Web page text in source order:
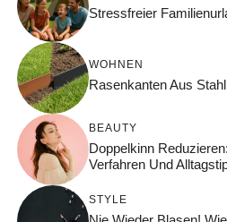
Stressfreier
WOHNEN
Rasenkanten Aus
BEAUTY
Doppelkinn
Verfahren Und
STYLE